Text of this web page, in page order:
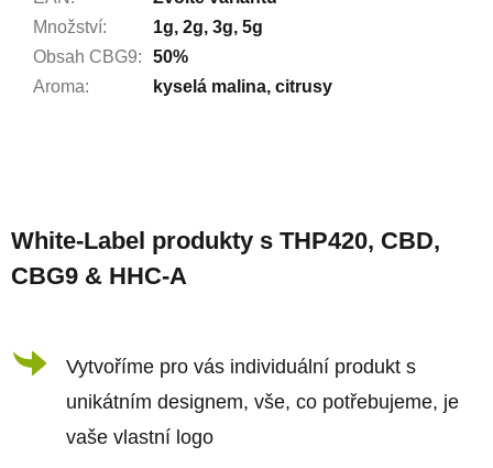
Množství:
1g, 2g, 3g, 5g
Obsah CBG9:
50%
Aroma: kyselá malina, citrusy
á
p
a
White-Label produkty s THP420, CBD,
CBG9 & HHC-A
Vytvoříme pro vás individuální produkt s
unikátním designem, vše, co potřebujeme, je
vaše vlastní logo